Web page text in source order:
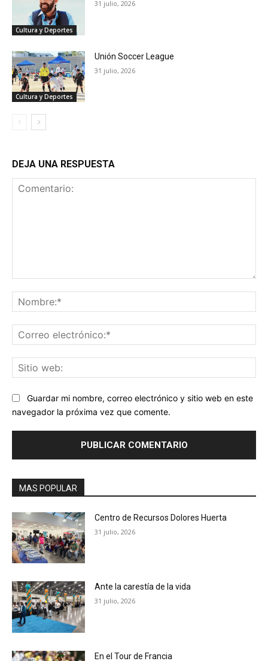
Cultura y Deportes
31 julio, 2026
Cultura y Deportes
Unión Soccer League
31 julio, 2026
DEJA UNA RESPUESTA
Guardar mi nombre, correo electrónico y sitio web en este
navegador la próxima vez que comente.
MAS POPULAR
Centro de Recursos Dolores Huerta
31 julio, 2026
Ante la carestía de la vida
31 julio, 2026
En el Tour de Francia